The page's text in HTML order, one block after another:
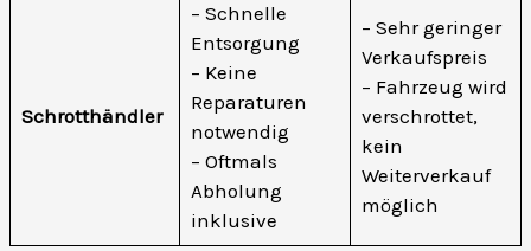
Schrotthändler
– Schnelle
Entsorgung
– Keine
Reparaturen
notwendig
– Oftmals
Abholung
inklusive
– Sehr geringer
Verkaufspreis
– Fahrzeug wird
verschrottet,
kein
Weiterverkauf
möglich